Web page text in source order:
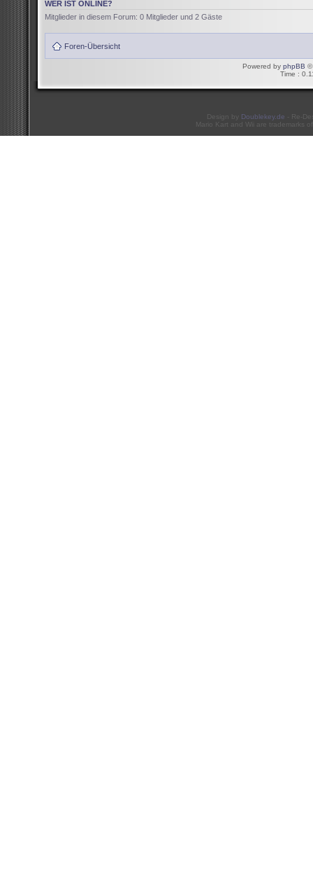
WER IST ONLINE?
Mitglieder in diesem Forum: 0 Mitglieder und 2 Gäste
Foren-Übersicht
Powered by phpBB ©
Time :
Design by Doublekey.de - Re-
Mario Kart and Wii are trademarks